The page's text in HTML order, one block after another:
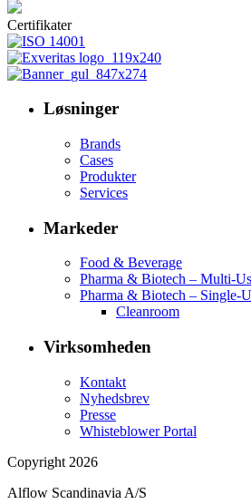
Certifikater
Løsninger
Brands
Cases
Produkter
Services
Markeder
Food & Beverage
Pharma & Biotech – Multi-
Pharma & Biotech – Single-
Cleanroom
Virksomheden
Kontakt
Nyhedsbrev
Presse
Whisteblower Portal
Copyright 2026
Alflow Scandinavia A/S